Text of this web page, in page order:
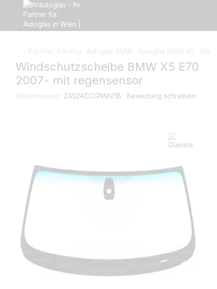
Katalog Katalog Autoglas BMW Autoglas BMW X5
Windschutzscheibe BMW X5 E70
2007- mit regensensor
Artikelnummer: 2452ACCGNMV1B Bewertung schreiben